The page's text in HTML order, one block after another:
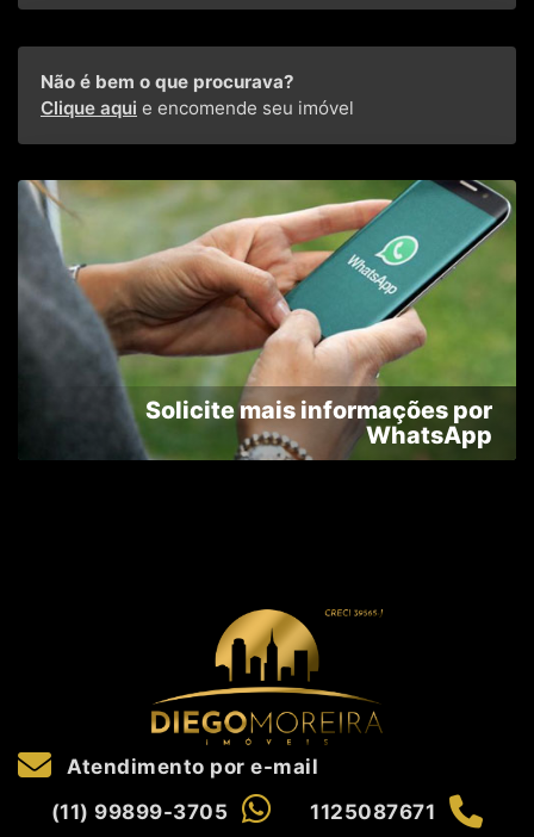
Não é bem o que procurava?
Clique aqui e encomende seu imóvel
Solicite mais informações por
WhatsApp
Atendimento por e-mail
(11) 99899-3705
1125087671